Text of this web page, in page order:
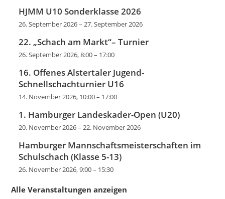
HJMM U10 Sonderklasse 2026
26. September 2026–27. September 2026
22. „Schach am Markt“– Turnier
26. September 2026, 8:00– 17:00
16. Offenes Alstertaler Jugend-
Schnellschachturnier U16
14. November 2026, 10:00– 17:00
1. Hamburger Landeskader-Open (U20)
20. November 2026–22. November 2026
Hamburger Mannschaftsmeisterschaften im
Schulschach (Klasse 5-13)
26. November 2026, 9:00– 15:30
Alle Veranstaltungen anzeigen